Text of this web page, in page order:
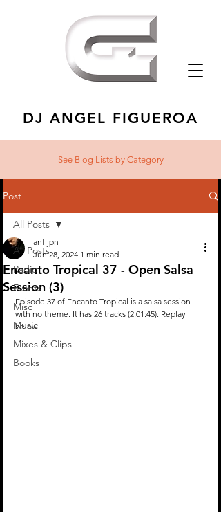
DJ ANGEL FIGUEROA
See Blog Lists by Category
Post
All Posts
Radio
Events
Misc
Music
Mixes & Clips
Books
All Posts
Encanto Tropical 37 - Open Salsa
Session (3)
anfijpn
Jun 28, 2024 1 min read
Episode 37 of Encanto Tropical is a salsa session
with no theme. It has 26 tracks (2:01:45). Replay
below.